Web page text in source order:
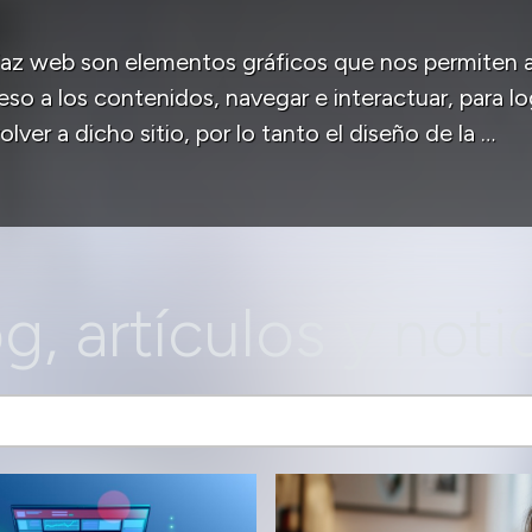
web son elementos gráficos que nos permiten
a los contenidos, navegar e interactuar, para
a dicho sitio, por lo tanto el diseño de la …
artículos y